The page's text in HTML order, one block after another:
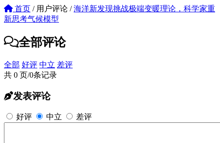
首页 /用户评论 / 海洋新发现挑战极端变暖理论，科学家重
新思考气候模型
全部评论
全部 好评 中立 差评
共 0 页/0条记录
发表评论
好评 中立 差评